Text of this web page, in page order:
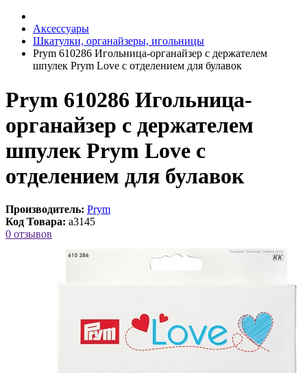
Аксессуары
Шкатулки, органайзеры, игольницы
Prym 610286 Игольница-органайзер с держателем
шпулек Prym Love с отделением для булавок
Prym 610286 Игольница-
органайзер с держателем
шпулек Prym Love с
отделением для булавок
Производитель: Prym
Код Товара: a3145
0 отзывов